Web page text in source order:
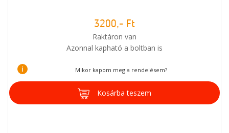
3200,- Ft
Raktáron van
Azonnal kapható a boltban is
i Mikor kapom meg a rendelésem?
Kosárba teszem